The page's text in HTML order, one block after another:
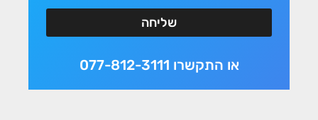
שליחה
או התקשרו 077-812-3111